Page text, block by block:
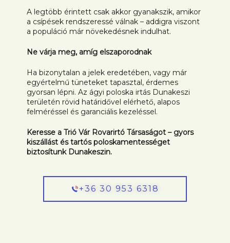
A legtöbb érintett csak akkor gyanakszik, amikor
a csípések rendszeressé válnak – addigra viszont
a populáció már növekedésnek indulhat.
Ne várja meg, amíg elszaporodnak
Ha bizonytalan a jelek eredetében, vagy már
egyértelmű tüneteket tapasztal, érdemes
gyorsan lépni. Az ágyi poloska irtás Dunakeszi
területén rövid határidővel elérhető, alapos
felméréssel és garanciális kezeléssel.
Keresse a Trió Vár Rovarirtó Társaságot – gyors
kiszállást és tartós poloskamentességet
biztosítunk Dunakeszin.
+36 30 953 6318